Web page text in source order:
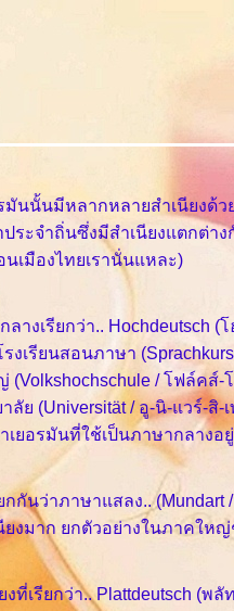
มันนั้นมีหลากหลายสำเนียงด้ว
ระจำถิ่นซึ่งมีสำเนียงแตกต่าง
นเมืองไทยเรานั่นแหละ)
างเรียกว่า.. Hochdeutsch (
งเรียนสอนภาษา
/ โฟล์คส์-
ลัย (Universität / อู-นิ-แวร์-สิ-
เยอรมันที่ใช้เป็นภาษากลางอ
กันว่าภาษาแสลง.. (Mundart
ยงมาก ยกตัวอย่างในภาคให
ที่เรียกว่า.. Plattdeutsch (พลั